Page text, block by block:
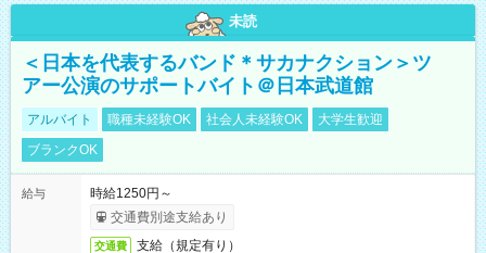
未読
＜日本を代表するバンド＊サカナクション＞ツ
アー公演のサポートバイト＠日本武道館
アルバイト 職種未経験OK 社会人未経験OK
大学生歓迎
ブランクOK
給与
時給1250円～
交通費別途支給あり
交通費 支給（規定有り）